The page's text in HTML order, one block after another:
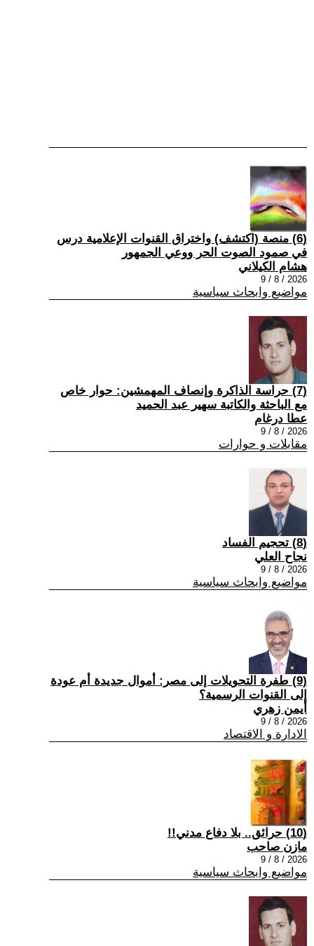
(6) منصة (اكتشف) واختراق القنوات الإعلامية درس
في صمود الصوت الحر ووعي الجمهور
هشام الكيلاني
2026 / 8 / 9
مواضيع وابحاث سياسية
(7) حراسة الذاكرة وإنصاف المهمشين: حوار خاص
مع الباحثة والكاتبة سهير عبد الحميد
عطا درغام
2026 / 8 / 9
مقابلات و حوارات
(8) تحجيم الفساد
نجاح العلي
2026 / 8 / 9
مواضيع وابحاث سياسية
(9) طفرة التحويلات إلى مصر: أموال جديدة أم عودة
إلى القنوات الرسمية؟
أيمن زهري
2026 / 8 / 9
الادارة و الاقتصاد
(10) حرائق.. بلا دفاع مدني!!
مازن صاحب
2026 / 8 / 9
مواضيع وابحاث سياسية